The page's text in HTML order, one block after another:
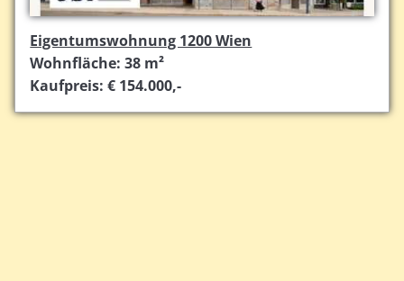
Eigentumswohnung 1200 Wien
Wohnfläche: 38 m²
Kaufpreis: € 154.000,-